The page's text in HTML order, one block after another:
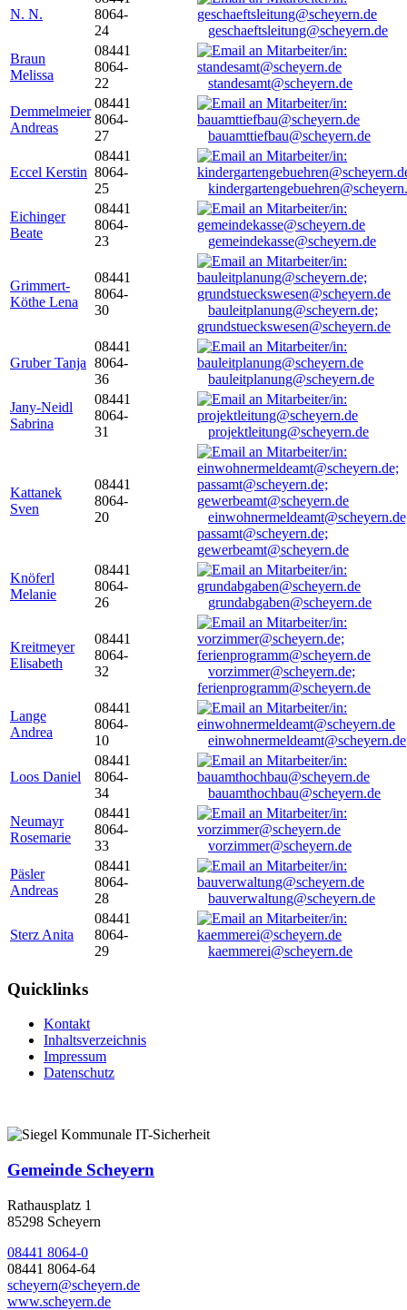
N. N.
8064-
24
geschaeftsleitung@scheyern.de
Braun
Melissa
08441
8064-
22
standesamt@scheyern.de
Demmelmeier
Andreas
08441
8064-
27
bauamttiefbau@scheyern.de
Eccel Kerstin
08441
8064-
25
Eichinger
Beate
08441
8064-
23
gemeindekasse@scheyern.de
Grimmert-
Köthe Lena
08441
8064-
30
bauleitplanung@scheyern.de;
grundstueckswesen@scheyern.de
Gruber Tanja
08441
8064-
36
bauleitplanung@scheyern.de
Jany-Neidl
Sabrina
08441
8064-
31
projektleitung@scheyern.de
Kattanek
Sven
08441
8064-
20
passamt@scheyern.de;
gewerbeamt@scheyern.de
Knöferl
Melanie
08441
8064-
26
grundabgaben@scheyern.de
Kreitmeyer
Elisabeth
08441
8064-
32
vorzimmer@scheyern.de;
ferienprogramm@scheyern.de
Lange
Andrea
08441
8064-
10
einwohnermeldeamt@scheyern.de
Loos Daniel
08441
8064-
34
bauamthochbau@scheyern.de
Neumayr
Rosemarie
08441
8064-
33
vorzimmer@scheyern.de
Päsler
Andreas
08441
8064-
28
bauverwaltung@scheyern.de
Sterz Anita
08441
8064-
29
kaemmerei@scheyern.de
Quicklinks
Kontakt
Inhaltsverzeichnis
Impressum
Datenschutz
Gemeinde Scheyern
Rathausplatz 1
85298 Scheyern
08441 8064-0
08441 8064-64
scheyern@scheyern.de
www.scheyern.de